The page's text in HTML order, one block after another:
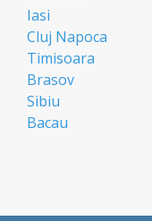
Iasi
Cluj Napoca
Timisoara
Brasov
Sibiu
Bacau